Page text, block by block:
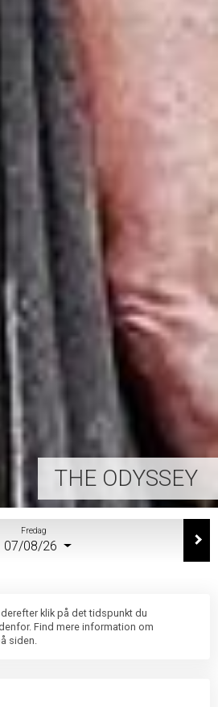
THE ODYSSEY
Fredag
07/08/26
klik på det tidspunkt du
Find mere information om
siden.